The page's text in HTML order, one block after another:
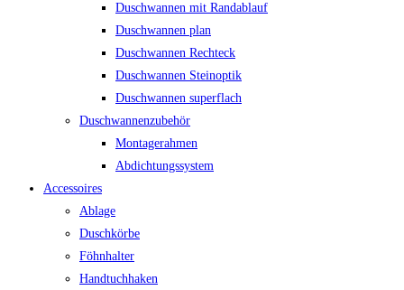
Duschwannen mit Randablauf
Duschwannen plan
Duschwannen Rechteck
Duschwannen Steinoptik
Duschwannen superflach
Duschwannenzubehör
Montagerahmen
Abdichtungssystem
Accessoires
Ablage
Duschkörbe
Föhnhalter
Handtuchhaken